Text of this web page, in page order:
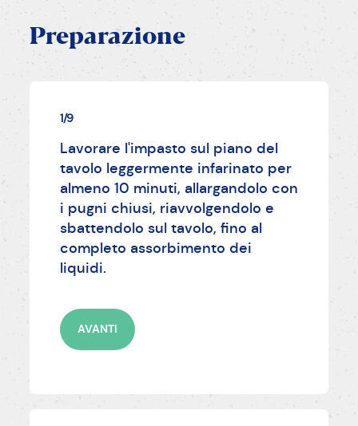
Preparazione
1/9
Lavorare l'impasto sul piano del
tavolo leggermente infarinato per
almeno 10 minuti, allargandolo con
i pugni chiusi, riavvolgendolo e
sbattendolo sul tavolo, fino al
completo assorbimento dei
liquidi.
AVANTI